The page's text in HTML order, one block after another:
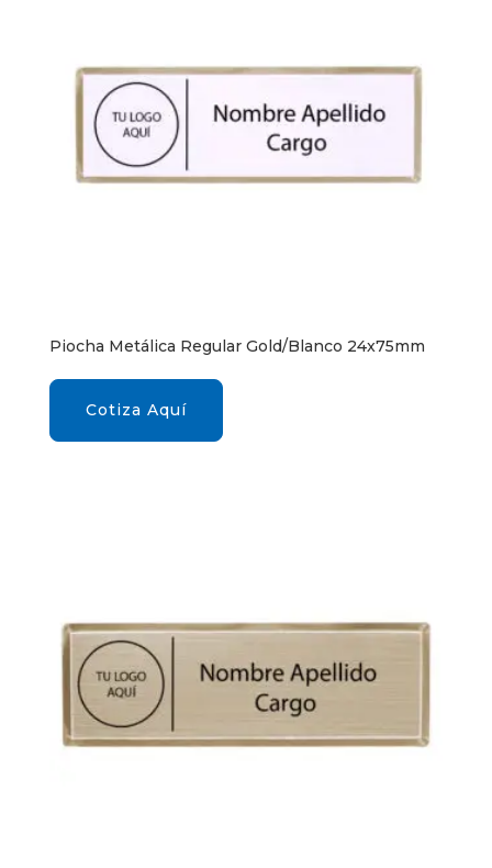
Piocha Metálica Regular Gold/Blanco 24x75mm
Cotiza Aquí